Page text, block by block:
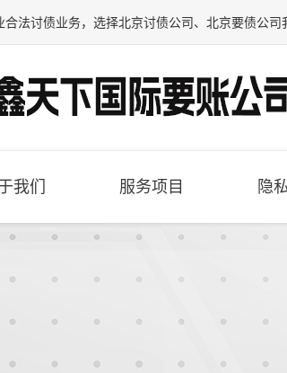
合法讨债业务，选择北京讨债公司、 北京要债公司
我们 服务项目 隐